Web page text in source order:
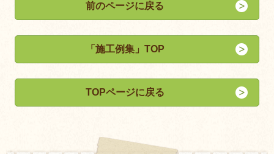
前のページに戻る
「施工例集」TOP
TOPページに戻る